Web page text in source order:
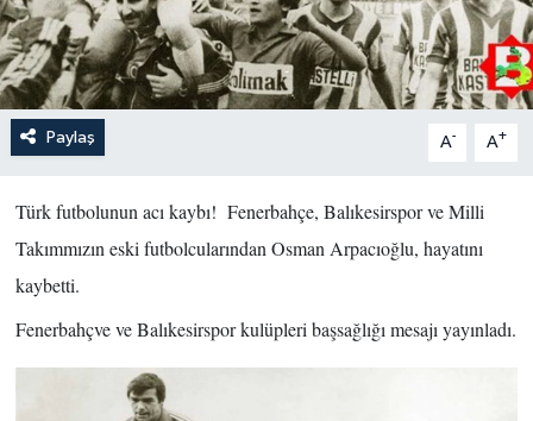
Paylaş A- A+
Türk futbolunun acı kaybı! Fenerbahçe, Balıkesirspor ve Milli
Takımmızın eski futbolcularından Osman Arpacıoğlu, hayatını
kaybetti.
Fenerbahçve ve Balıkesirspor kulüpleri başsağlığı mesajı yayınladı.